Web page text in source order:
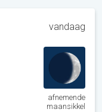
vandaag
afnemende
maansikkel